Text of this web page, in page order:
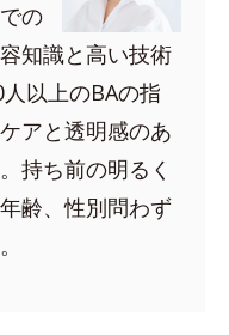
の
知識と高い技術
以上のBAの指
アと透明感のあ
持ち前の明るく
齢、性別問わず